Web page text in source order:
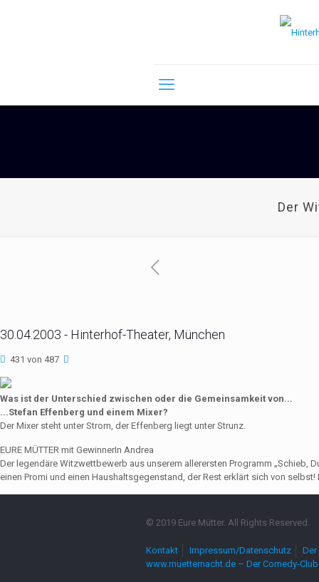
Der
30.04.2003 - Hinterhof-Theater, München
431 von 487
Was ist der Unterschied zwischen oder die Gemeinsamkeit von...
...Stefan Effenberg und einem Mixer?
Der Mixer steht unter Strom, der Effenberg liegt unter Strunz.
EURE MÜTTER mit GewinnerIn Andrea
Der legendäre Witzwettbewerb aus unserem allerersten Programm „Schieb,
einen Promi und einen Haushaltsgegenstand, der Rest erklärt sich von
© 2019 Eure Mütter. All Rights Reserved.
Kontakt Impressum/Datenschutz
www.muetternacht.de – Der Comedy-Club